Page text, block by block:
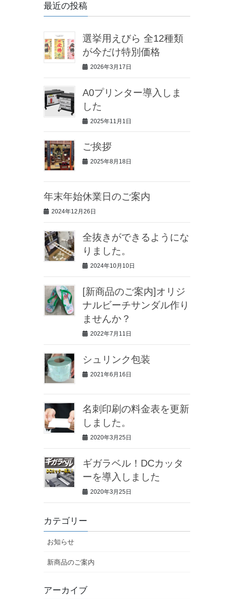
最近の投稿
選挙用えびら 全12種類
が今だけ特別価格
2026年3月17日
A0プリンター導入しま
した
2025年11月1日
ご挨拶
2025年8月18日
年末年始休業日のご案内
2024年12月26日
全抜きができるようにな
りました。
2024年10月10日
[新商品のご案内]オリジ
ナルビーチサンダル作り
ませんか？
2022年7月11日
シュリンク包装
2021年6月16日
名刺印刷の料金表を更新
しました。
2020年3月25日
ギガラベル！DCカッタ
ーを導入しました
2020年3月25日
カテゴリー
お知らせ
新商品のご案内
アーカイブ